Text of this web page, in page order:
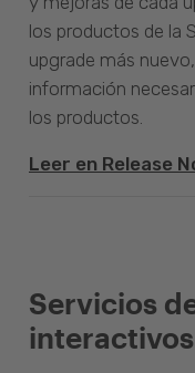
los productos de la
upgrade más
información
los productos.
Leer en Release
Servicios
interactivos